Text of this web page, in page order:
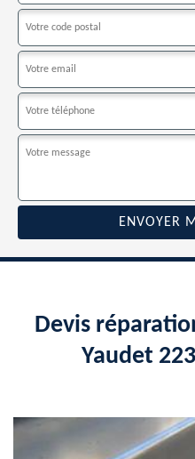
Devis
Yaudet